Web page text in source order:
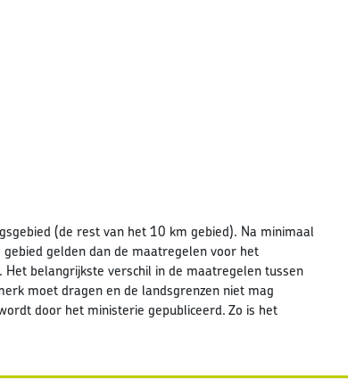
(de rest van het 10 km gebied). Na minimaal
gelden dan de maatregelen voor het
belangrijkste verschil in de maatregelen tussen
moet dragen en de landsgrenzen niet mag
door het ministerie gepubliceerd. Zo is het